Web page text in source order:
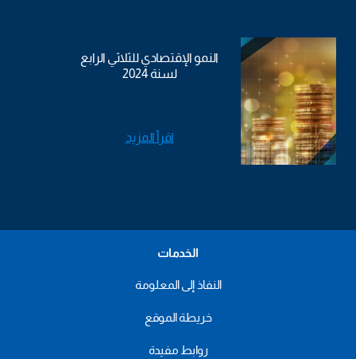
النمو الإقتصادي للثلاثي الرابع
لسنة 2024
اقرأ المزيد
الخدمات
النفاذ إلى المعلومة
خريطة الموقع
روابط مفيدة